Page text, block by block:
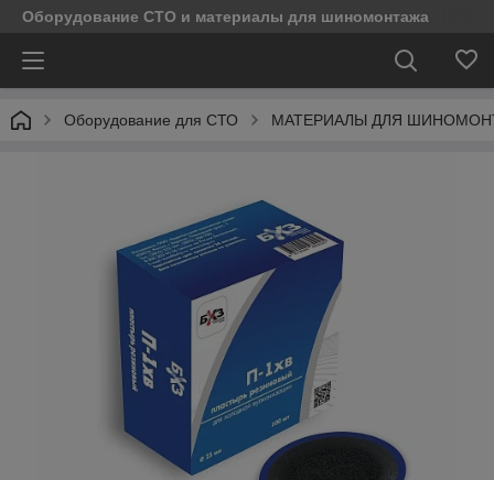
Оборудование СТО и материалы для шиномонтажа
Оборудование для СТО МАТЕРИАЛЫ ДЛЯ